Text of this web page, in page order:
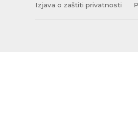
Izjava o zaštiti privatnosti